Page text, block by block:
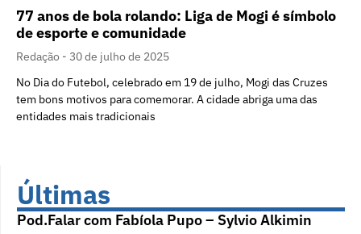
77 anos de bola rolando: Liga de Mogi é símbolo
de esporte e comunidade
Redação
30 de julho de 2025
No Dia do Futebol, celebrado em 19 de julho, Mogi das Cruzes
tem bons motivos para comemorar. A cidade abriga uma das
entidades mais tradicionais
Últimas
Pod.Falar com Fabíola Pupo – Sylvio Alkimin